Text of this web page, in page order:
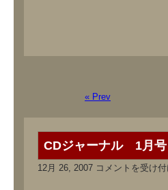
« Prev
CDジャーナル 1月号
12月 26, 2007 CD
コメントを受け